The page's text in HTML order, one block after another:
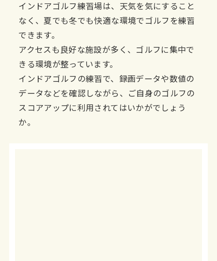
インドアゴルフ練習場は、天気を気にすること
なく、夏でも冬でも快適な環境でゴルフを練習
できます。
アクセスも良好な施設が多く、ゴルフに集中で
きる環境が整っています。
インドアゴルフの練習で、録画データや数値の
データなどを確認しながら、ご自身のゴルフの
スコアアップに利用されてはいかがでしょう
か。